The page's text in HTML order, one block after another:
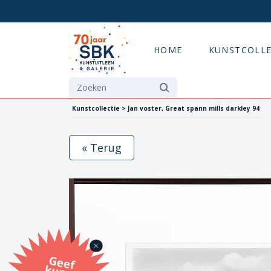
HOME
Kunstcollectie > Jan voster, Great spann mills darkley 94
G
eef
u
n
st
a
d
o
m
et
e SB
K
u
n
stb
o
n
« Terug